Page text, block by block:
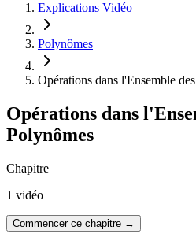
Explications Vidéo
Polynômes
Opérations dans l'Ensemble
Opérations dans
Polynômes
Chapitre
1 vidéo
Commencer ce chapitre →